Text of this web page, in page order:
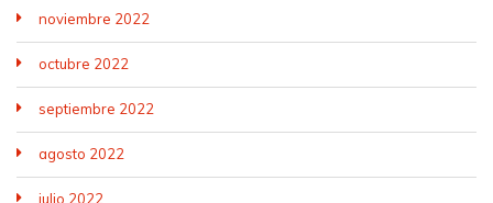
noviembre 2022
octubre 2022
septiembre 2022
agosto 2022
julio 2022